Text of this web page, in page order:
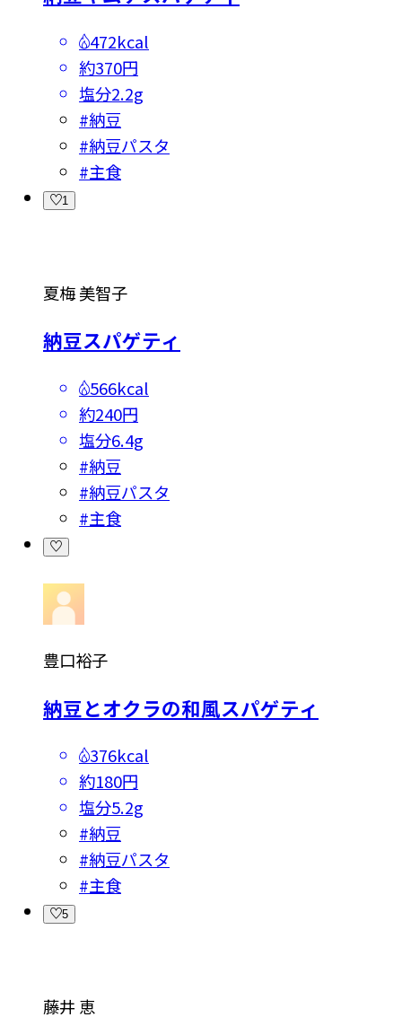
472kcal
約370円
塩分2.2g
#納豆
#納豆パスタ
#主食
1
夏梅 美智子
納豆スパゲティ
566kcal
約240円
塩分6.4g
#納豆
#納豆パスタ
#主食
豊口裕子
納豆とオクラの和風スパゲティ
376kcal
約180円
塩分5.2g
#納豆
#納豆パスタ
#主食
5
藤井 恵